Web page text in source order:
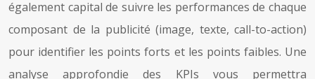
également capital de suivre les performances de chaque
composant de la publicité (image, texte, call-to-action)
pour identifier les points forts et les points faibles. Une
analyse approfondie des KPIs vous permettra